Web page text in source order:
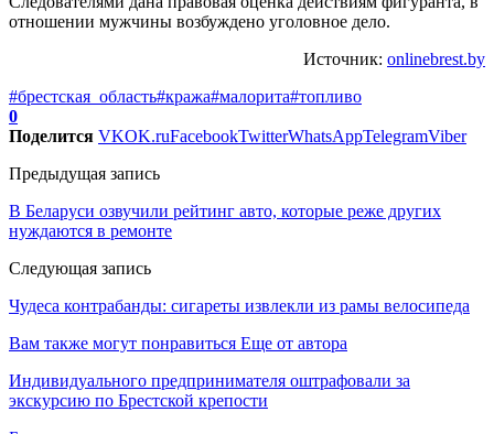
отношении мужчины возбуждено уголовное дело.
Источник: onlinebrest.by
#брестская_область#кража#малорита#топливо
0
Поделится VKOK.ruFacebookTwitterWhatsAppTelegramViber
Предыдущая запись
В Беларуси озвучили рейтинг авто, которые реже других
нуждаются в ремонте
Следующая запись
Чудеса контрабанды: сигареты извлекли из рамы велосипеда
Вам также могут понравиться Еще от автора
Индивидуального предпринимателя оштрафовали за
экскурсию по Брестской крепости